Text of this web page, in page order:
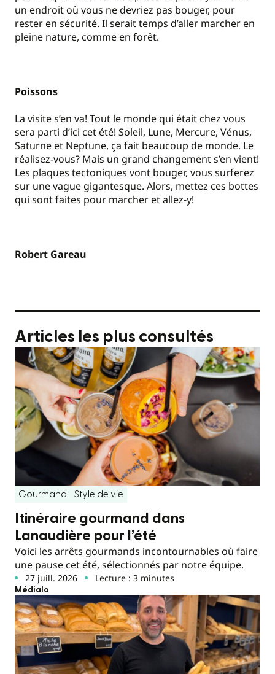
un endroit où vous ne devriez pas bouger, pour
rester en sécurité. Il serait temps d’aller marcher en
pleine nature, comme en forêt.
Poissons
La visite s’en va! Tout le monde qui était chez vous
sera parti d’ici cet été! Soleil, Lune, Mercure, Vénus,
Saturne et Neptune, ça fait beaucoup de monde. Le
réalisez-vous? Mais un grand changement s’en vient!
Les plaques tectoniques vont bouger, vous surferez
sur une vague gigantesque. Alors, mettez ces bottes
qui sont faites pour marcher et allez-y!
Robert Gareau
Articles les plus consultés
Gourmand Style de vie
Itinéraire gourmand dans
Lanaudière pour l’été
Voici les arrêts gourmands incontournables où faire
une pause cet été, sélectionnés par notre équipe.
27 juill. 2026 Lecture : 3 minutes
Médialo